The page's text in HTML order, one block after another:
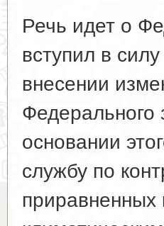
Речь идет о
вступил в
внесении
основании
службу по
приравненных